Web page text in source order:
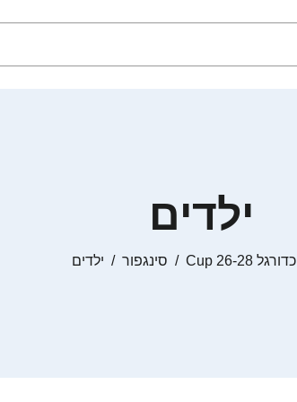
ילדים
כדורגל Cup 26-28 סינגפור ילדים